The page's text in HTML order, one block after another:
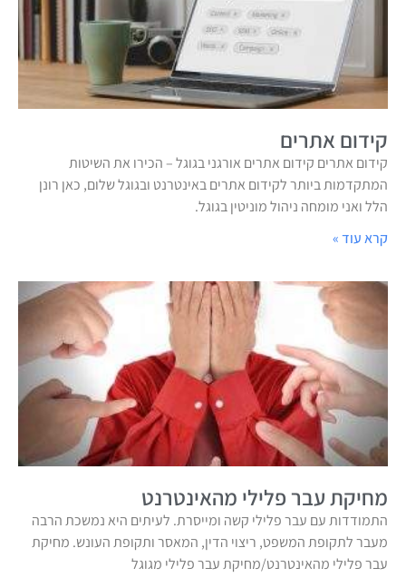
קידום אתרים
קידום אתרים קידום אתרים אורגני בגוגל – הכירו את השיטות
המתקדמות ביותר לקידום אתרים באינטרנט ובגוגל שלום, כאן רונן
הלל ואני מומחה ניהול מוניטין בגוגל.
קרא עוד »
מחיקת עבר פלילי מהאינטרנט
התמודדות עם עבר פלילי קשה ומייסרת. לעיתים היא נמשכת הרבה
מעבר לתקופת המשפט, ריצוי הדין, המאסר ותקופת העונש. מחיקת
עבר פלילי מהאינטרנט/מחיקת עבר פלילי מגוגל